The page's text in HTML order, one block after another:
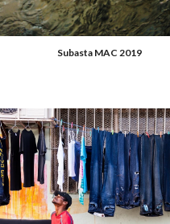
Subasta MAC 2019